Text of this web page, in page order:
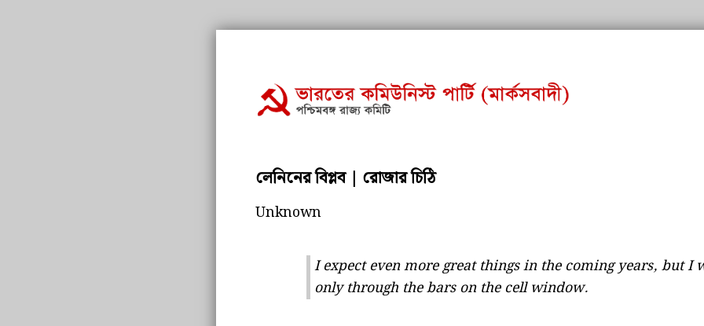
লেনিনের বিপ্লব | রোজার চিঠি
Unknown
I expect even more great things in the coming years,
only through the bars on the cell window.